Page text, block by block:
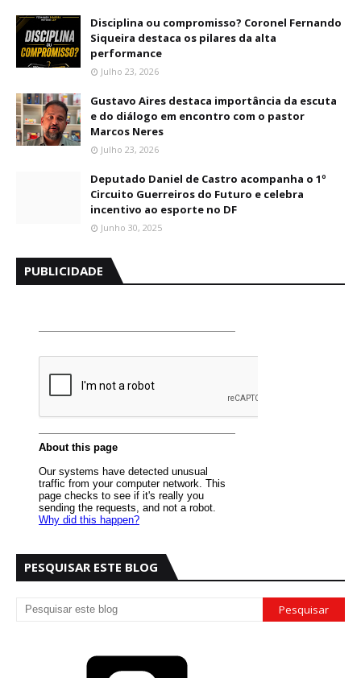
Disciplina ou compromisso? Coronel Fernando
Siqueira destaca os pilares da alta
performance
Julho 23, 2026
Gustavo Aires destaca importância da escuta
e do diálogo em encontro com o pastor
Marcos Neres
Julho 23, 2026
Deputado Daniel de Castro acompanha o 1º
Circuito Guerreiros do Futuro e celebra
incentivo ao esporte no DF
Junho 30, 2025
PUBLICIDADE
PESQUISAR ESTE BLOG